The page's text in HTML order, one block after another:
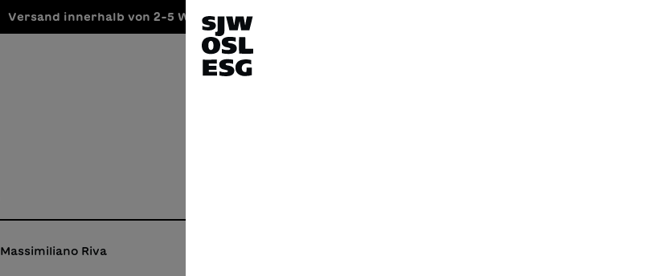
Versand innerhalb von 2-5 Werktagen
Massimiliano Riva